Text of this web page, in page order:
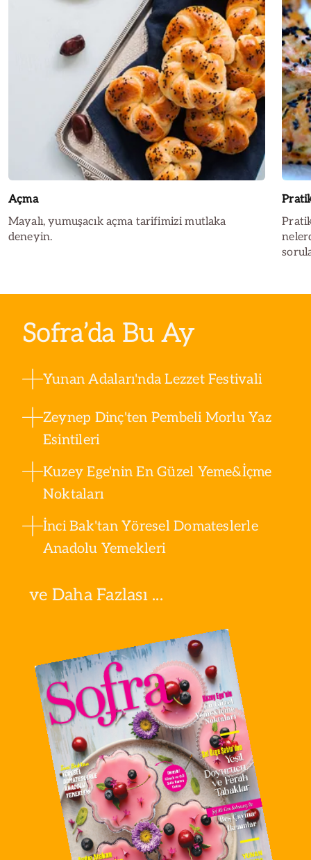
Açma
Mayalı, yumuşacık açma tarifimizi mutlaka
deneyin.
Sofra’da Bu Ay
Yunan Adaları'nda Lezzet Festivali
Zeynep Dinç'ten Pembeli Morlu Yaz
Esintileri
Kuzey Ege'nin En Güzel Yeme&İçme
Noktaları
İnci Bak'tan Yöresel Domateslerle
Anadolu Yemekleri
ve Daha Fazlası ...